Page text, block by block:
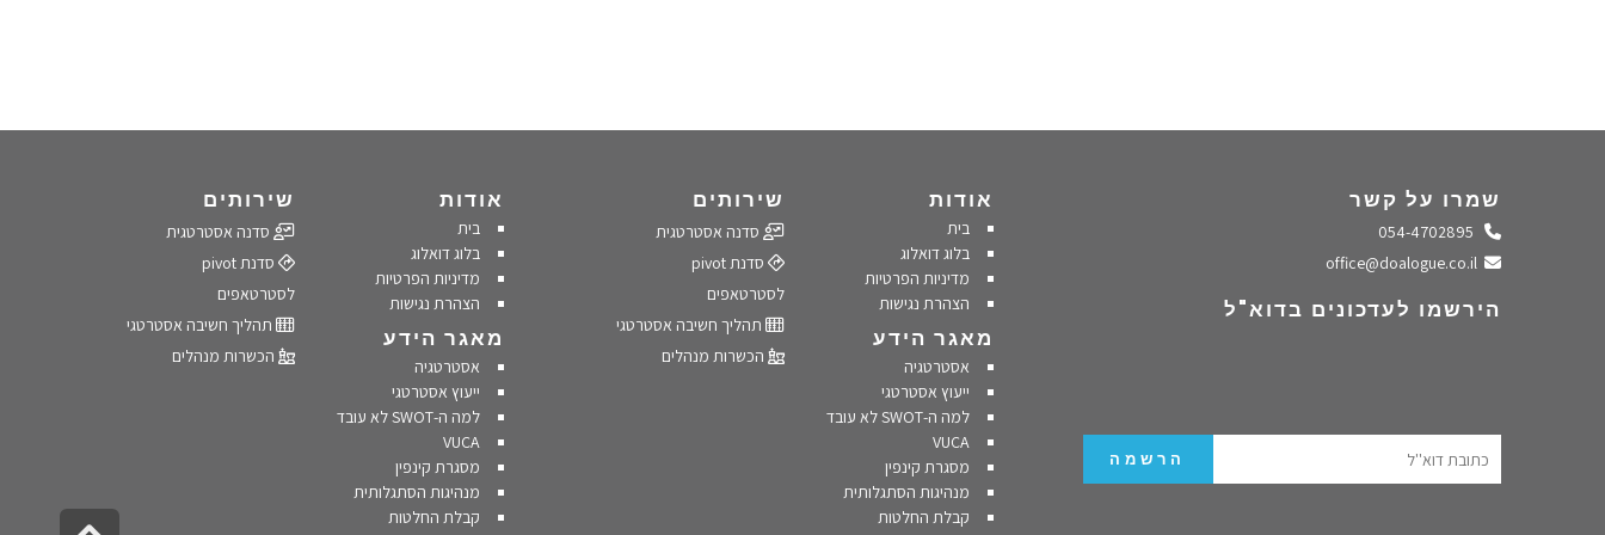
שמרו על קשר
התקשרו אלינו
שלחו מייל
הירשמו לעדכונים בדוא"ל
אודות
בית
בלוג דואלוג
מדיניות הפרטיות
הצהרת נגישות
מאגר הידע
אסטרטגיה
ייעוץ אסטרטגי
למה ה-SWOT לא עובד
VUCA
מסגרת קינפין
מנהיגות הסתגלותית
קבלת החלטות
שירותים
סדנה אסטרטגית
סדנת pivot
לסטרטאפים
תהליך חשיבה אסטרטגי
הכשרות מנהלים
אודות
בית
בלוג דואלוג
מדיניות הפרטיות
הצהרת נגישות
מאגר הידע
אסטרטגיה
ייעוץ אסטרטגי
למה ה-SWOT לא עובד
VUCA
מסגרת קינפין
מנהיגות הסתגלותית
קבלת החלטות
שירותים
סדנה אסטרטגית
סדנת pivot
לסטרטאפים
תהליך חשיבה אסטרטגי
הכשרות מנהלים